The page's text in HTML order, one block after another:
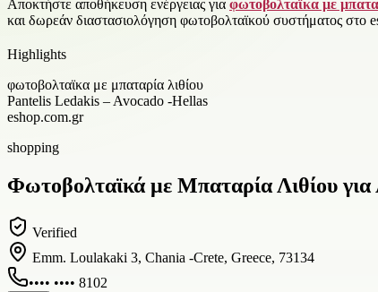
Αποκτήστε αποθήκευση ενέργειας για φωτοβολταϊκα με
και δωρεάν διαστασιολόγηση φωτοβολταϊκού συστήματος
Highlights
φωτοβολταϊκα με μπαταρία λιθίου
Pantelis Ledakis – Avocado -Hellas
eshop.com.gr
shopping
Φωτοβολταϊκά με Μπαταρία Λιθίου
Verified
Emm. Loulakaki 3, Chania -Crete, Greece, 73134
•••• •••• 8102